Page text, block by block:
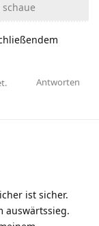
Antworten
ist sicher.
auswärtssieg.